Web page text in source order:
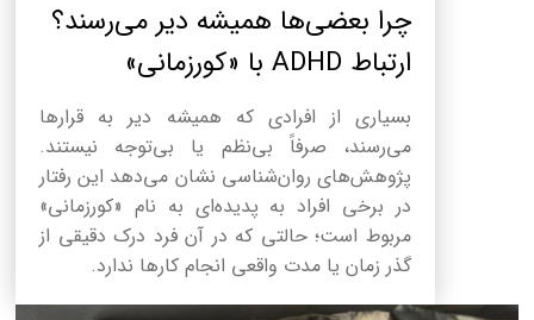
چرا بعضی‌ها همیشه دیر می‌رسند؟
ارتباط ADHD با «کورزمانی»
بسیاری از افرادی که همیشه دیر به قرارها
می‌رسند، صرفاً بی‌نظم یا بی‌توجه نیستند.
پژوهش‌های روان‌شناسی نشان می‌دهد این رفتار
در برخی افراد به پدیده‌ای به نام «کورزمانی»
مربوط است؛ حالتی که در آن فرد درک دقیقی از
گذر زمان یا مدت واقعی انجام کارها ندارد.